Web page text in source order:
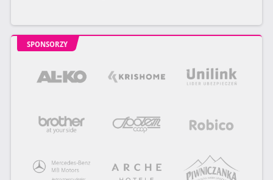
SPONSORZY